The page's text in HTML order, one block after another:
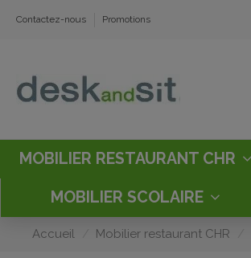
Contactez-nous Promotions
MOBILIER RESTAURANT CHR
MOBILIER SCOLAIRE
Accueil Mobilier restaurant CHR